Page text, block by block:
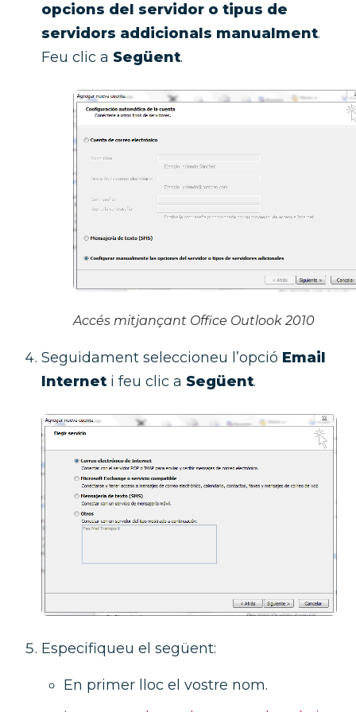
opcions del servidor o tipus de
servidors addicionals manualment.
Feu clic a Següent.
Accés mitjançant Office Outlook 2010
Seguidament seleccioneu l’opció Email
Internet i feu clic a Següent.
Especifiqueu el següent:
En primer lloc el vostre nom.